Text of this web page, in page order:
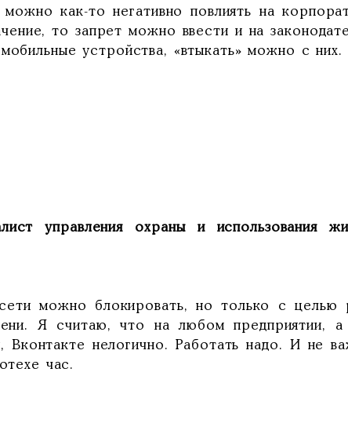
как-то негативно повлиять на
то запрет можно ввести и на
устройства, «втыкать» можно с них.
управления охраны и использования
можно блокировать, но только с целью
Я считаю, что на любом предприятии,
Вконтакте нелогично. Работать надо. И не
час.